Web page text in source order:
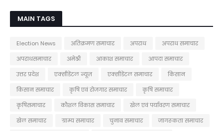
MAIN TAGS
Election News अतिक्रमण समाचार अपराध
अपराध समाचार
अपराधसमाचार
अमेठी आकाश समाचार
आपदा समाचार
उत्तर प्रदेश
एक्सीडेंटल न्यूज़ एक्सीडेंटल समाचार
किसान
किसान समाचार
कृषि एवं रोजगार समाचार
कृषि समाचार
कृषिसमाचार
कौशल विकास समाचार
खेल एवं पर्यावरण समाचार
खेल समाचार
ग्राम्य समाचार चुनाव समाचार
जागरूकता समाचार